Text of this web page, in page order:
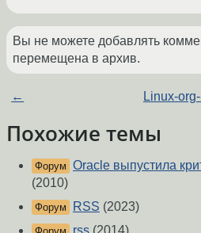
Вы не можете добавлять
перемещена в архив.
← Linux-
Похожие темы
Форум Oracle выпустила
(2010)
Форум RSS (2023)
rss (2014)